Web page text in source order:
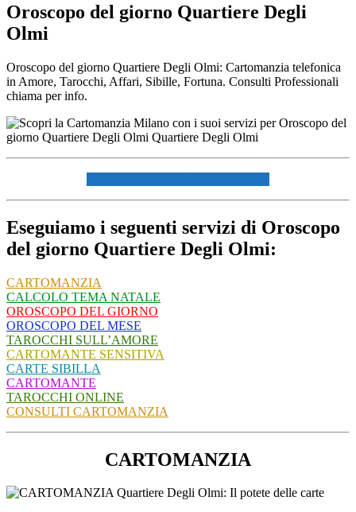
Oroscopo del giorno Quartiere Degli
Olmi
Oroscopo del giorno Quartiere Degli Olmi: Cartomanzia telefonica
in Amore, Tarocchi, Affari, Sibille, Fortuna. Consulti Professionali
chiama per info.
Eseguiamo i seguenti servizi di Oroscopo
del giorno Quartiere Degli Olmi:
CARTOMANZIA
CALCOLO TEMA NATALE
OROSCOPO DEL GIORNO
OROSCOPO DEL MESE
TAROCCHI SULL’AMORE
CARTOMANTE SENSITIVA
CARTE SIBILLA
CARTOMANTE
TAROCCHI ONLINE
CONSULTI CARTOMANZIA
CARTOMANZIA